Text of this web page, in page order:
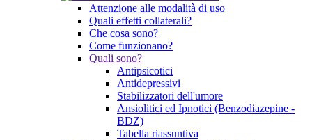
Attenzione alle modalità di uso
Quali effetti collaterali?
Che cosa sono?
Come funzionano?
Quali sono?
Antipsicotici
Antidepressivi
Stabilizzatori dell'umore
Ansiolitici ed Ipnotici (Benzodiazepine -
BDZ)
Tabella riassuntiva